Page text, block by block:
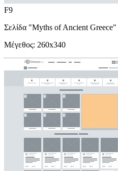
F9
Σελίδα "Myths of Ancient Greece"
Μέγεθος: 260x340